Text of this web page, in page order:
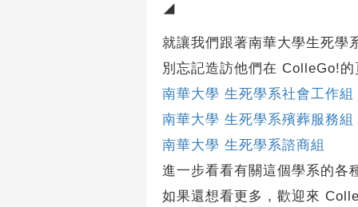
◢
就讓我們跟著南華大學生死學
別忘記造訪他們在 ColleGo!
南華大學 生死學系社會工作組
南華大學 生死學系殯葬服務組
南華大學 生死學系諮商組
進一步看看有關這個學系的各
如果還想看更多，歡迎來